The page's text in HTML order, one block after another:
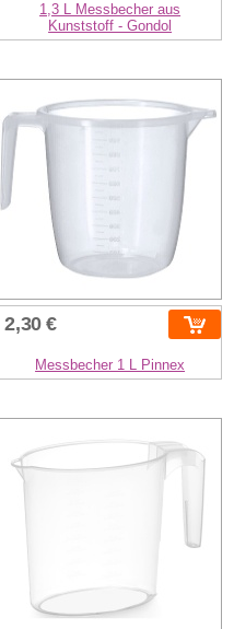
1,3 L Messbecher aus
Kunststoff - Gondol
2,30 €
Messbecher 1 L Pinnex